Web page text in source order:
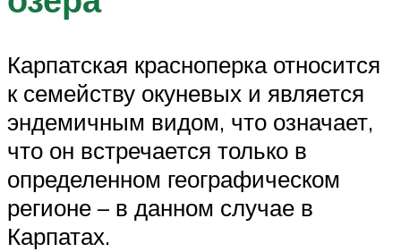
Карпатская красноперка относится
к семейству окуневых и является
эндемичным видом, что означает,
что он встречается только в
определенном географическом
регионе – в данном случае в
Карпатах.